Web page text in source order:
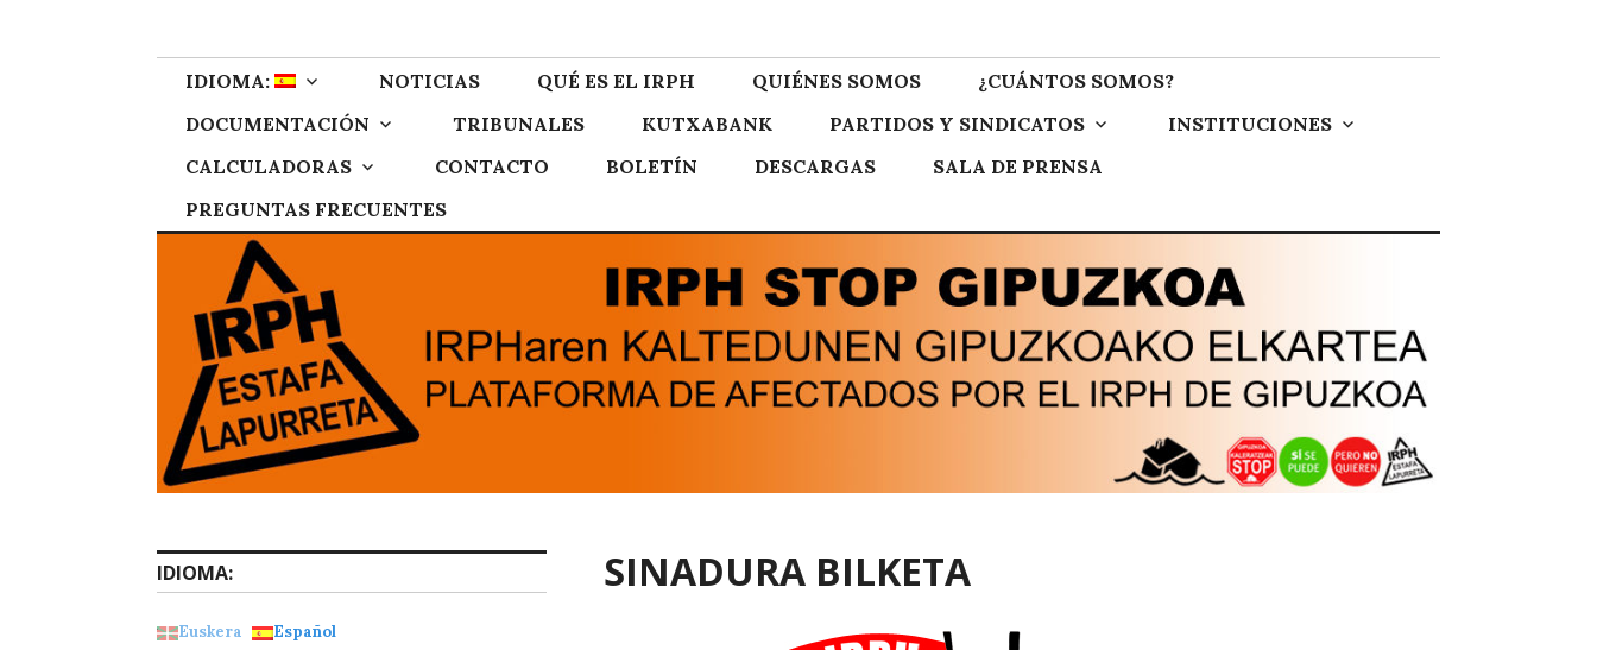
content
IRPH Stop Gipuzkoa
IDIOMA: NOTICIAS QUÉ ES EL IRPH QUIÉNES SOMOS
¿CUÁNTOS SOMOS?
DOCUMENTACIÓN
TRIBUNALES KUTXABANK PARTIDOS Y SINDICATOS
INSTITUCIONES
CALCULADORAS
CONTACTO BOLETÍN DESCARGAS
SALA DE PRENSA
PREGUNTAS FRECUENTES
SINADURA BILKETA
IDIOMA:
Euskera Español